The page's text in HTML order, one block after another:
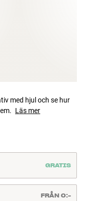
med hjul och se hur
Läs mer
GRATIS
FRÅN 0:-